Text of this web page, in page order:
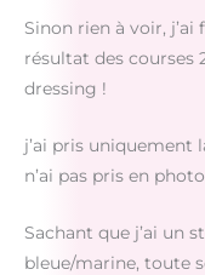
Sinon rien à voir,
résultat des courses
dressing !
j’ai pris uniquement
n’ai pas pris en photo
Sachant que j’ai un
bleue/marine, toute